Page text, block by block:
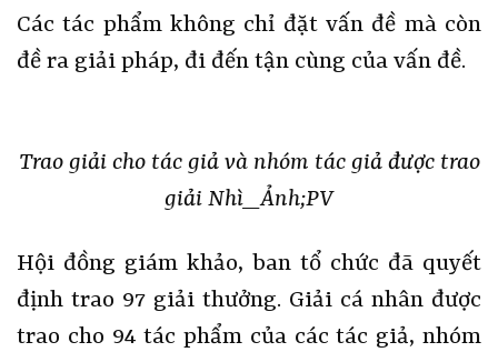
Các tác phẩm không chỉ đặt vấn đề mà còn
đề ra giải pháp, đi đến tận cùng của vấn đề.
Trao giải cho tác giả và nhóm tác giả được trao
giải Nhì_Ảnh;PV
Hội đồng giám khảo, ban tổ chức đã quyết
định trao 97 giải thưởng. Giải cá nhân được
trao cho 94 tác phẩm của các tác giả, nhóm